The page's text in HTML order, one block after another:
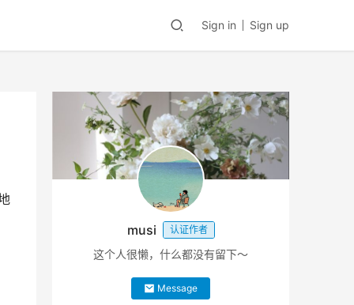
Sign in Sign up
musi 认证作者
这个人很懒，什么都没有留下～
Message